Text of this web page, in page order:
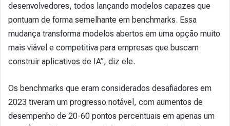
desenvolvedores, todos lançando modelos capazes que
pontuam de forma semelhante em benchmarks. Essa
mudança transforma modelos abertos em uma opção muito
mais viável e competitiva para empresas que buscam
construir aplicativos de IA”, diz ele.
Os benchmarks que eram considerados desafiadores em
2023 tiveram um progresso notável, com aumentos de
desempenho de 20-60 pontos percentuais em apenas um